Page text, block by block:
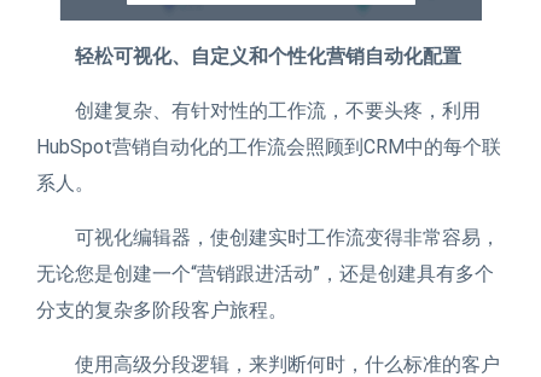
轻松可视化、自定义和个性化营销自动化配置
创建复杂、有针对性的工作流，不要头疼，利用
HubSpot营销自动化的工作流会照顾到CRM中的每个联
系人。
可视化编辑器，使创建实时工作流变得非常容易，
无论您是创建一个“营销跟进活动”，还是创建具有多个
分支的复杂多阶段客户旅程。
使用高级分段逻辑，来判断何时，什么标准的客户